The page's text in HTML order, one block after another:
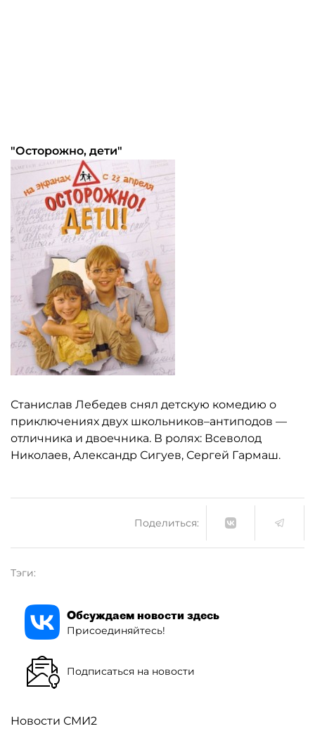
"Осторожно, дети"
Станислав Лебедев снял детскую комедию о
приключениях двух школьников–антиподов —
отличника и двоечника. В ролях: Всеволод
Николаев, Александр Сигуев, Сергей Гармаш.
Поделиться:
Тэги:
Обсуждаем новости здесь
Присоединяйтесь!
Подписаться на новости
Новости СМИ2